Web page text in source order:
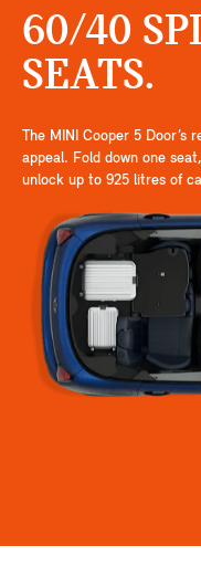
60/40
SEATS.
The MINI Cooper 5 Door’s
appeal. Fold down one
unlock up to 925 litres of